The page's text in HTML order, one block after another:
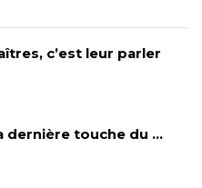
c’est leur parler
dernière touche du ...